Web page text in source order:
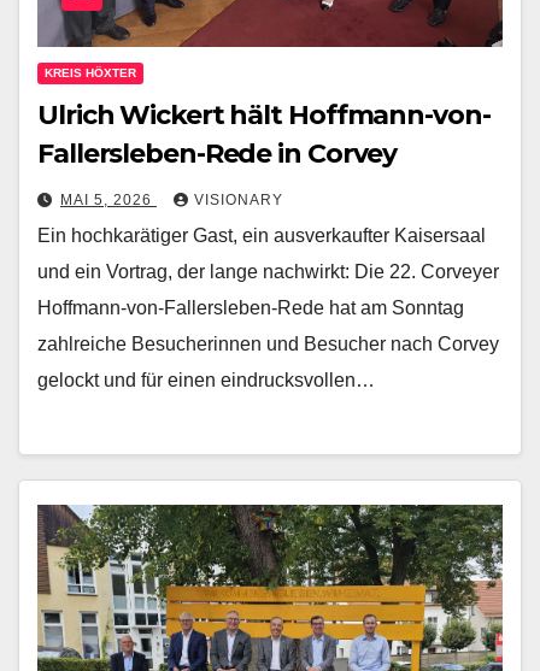
KREIS HÖXTER
Ulrich Wickert hält Hoffmann-von-
Fallersleben-Rede in Corvey
MAI 5, 2026 VISIONARY
Ein hochkarätiger Gast, ein ausverkaufter Kaisersaal
und ein Vortrag, der lange nachwirkt: Die 22. Corveyer
Hoffmann-von-Fallersleben-Rede hat am Sonntag
zahlreiche Besucherinnen und Besucher nach Corvey
gelockt und für einen eindrucksvollen…